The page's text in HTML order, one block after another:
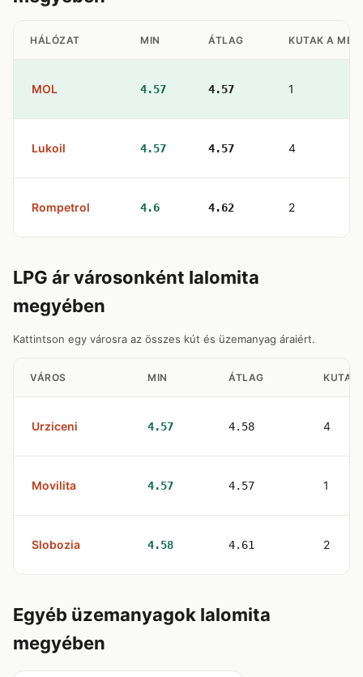
HÁLÓZAT MIN ÁTLAG KUTAK A
MOL 4.57 4.57 1
Lukoil 4.57 4.57 4
Rompetrol 4.6 4.62 2
LPG ár városonként Ialomita
megyében
Kattintson egy városra az összes kút és üzemanyag áraiért.
VÁROS MIN ÁTLAG KUTAK
Urziceni 4.57 4.58 4
Movilita 4.57 4.57 1
Slobozia 4.58 4.61 2
Egyéb üzemanyagok Ialomita
megyében